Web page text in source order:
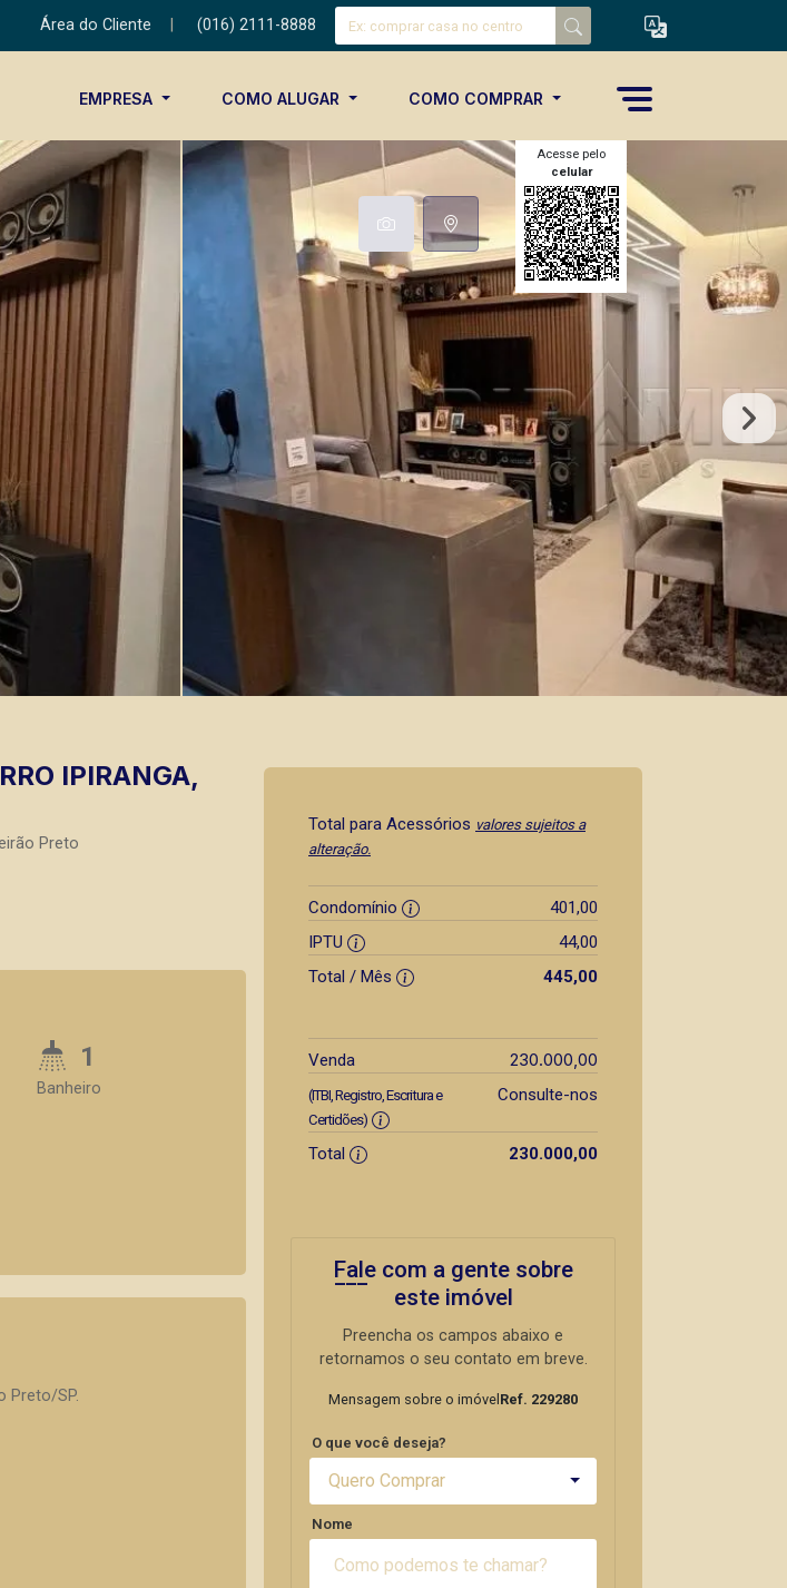
Área do Cliente (016) 2111-8888
EMPRESA COMO ALUGAR COMO COMPRAR
Acesse pelo
celular
IPIRANGA,
Preto
1
Banheiro
Preto/SP.
Total para Acessórios valores sujeitos a
alteração.
Condomínio
401,00
IPTU
44,00
Total / Mês
445,00
Venda 230.000,00
(ITBI, Registro, Escritura e
Certidões)
Consulte-nos
Total 230.000,00
Fale com a gente sobre
este imóvel
Preencha os campos abaixo e
retornamos o seu contato em breve.
Mensagem sobre o imóvel Ref. 229280
O que você deseja?
Quero Comprar
Nome